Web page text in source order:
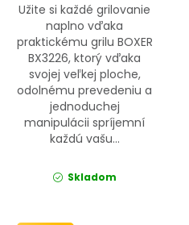
Užite si každé grilovanie
naplno vďaka
praktickému grilu BOXER
BX3226, ktorý vďaka
svojej veľkej ploche,
odolnému prevedeniu a
jednoduchej
manipulácii spríjemní
každú vašu...
Skladom